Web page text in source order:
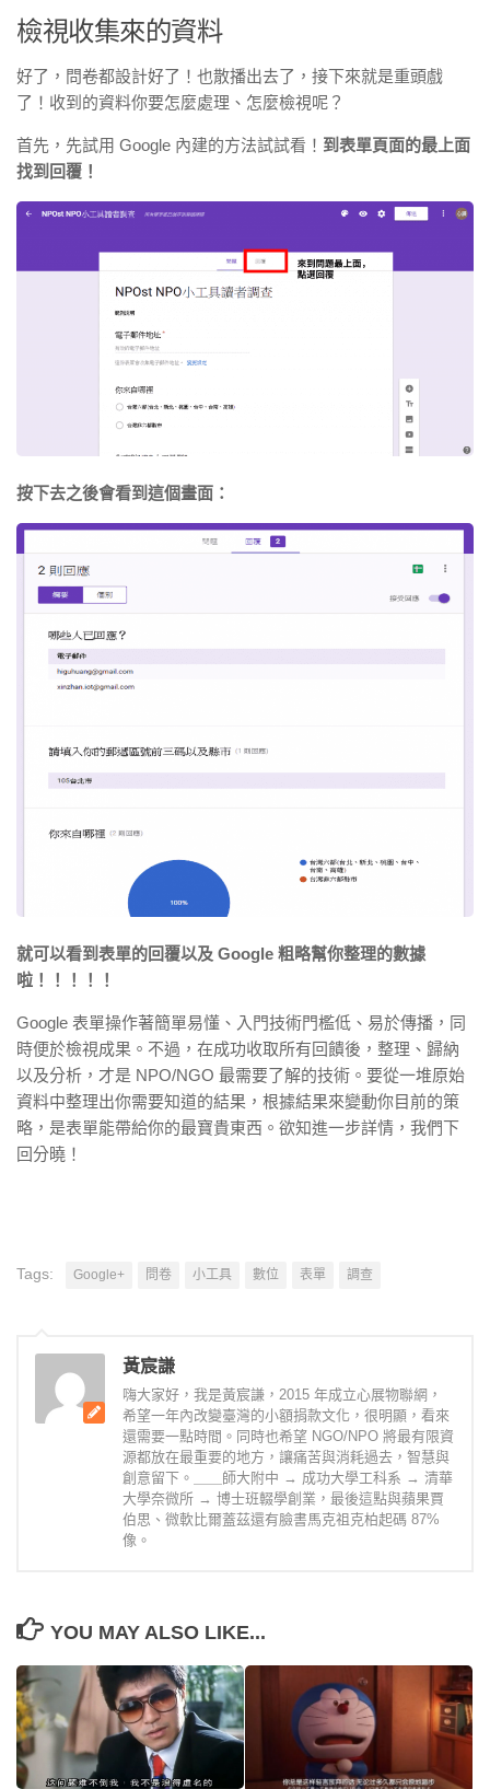
檢視收集來的資料
好了，問卷都設計好了！也散播出去了，接下來就是重頭戲
了！ 收到的資料你要怎麼處理、怎麼檢視呢？
首先，先試用 Google 內建的方法試試看！ 到表單頁面的最上面
找到回覆！
按下去之後會看到這個畫面：
就可以看到表單的回覆以及 Google 粗略幫你整理的數據
啦！！！！！
Google 表單操作著簡單易懂、入門技術門檻低、易於傳播，同
時便於檢視成果。不過，在成功收取所有回饋後，整理、歸納
以及分析，才是 NPO/NGO 最需要了解的技術。要從一堆原始
資料中整理出你需要知道的結果，根據結果來變動你目前的策
略，是表單能帶給你的最寶貴東西。欲知進一步詳情，我們下
回分曉！
Tags: Google+ 問卷 小工具 數位 表單 調查
黃宸謙
嗨大家好，我是黃宸謙，2015 年成立心展物聯網，
希望一年內改變臺灣的小額捐款文化，很明顯，看來
還需要一點時間。同時也希望 NGO/NPO 將最有限資
源都放在最重要的地方，讓痛苦與消耗過去，智慧與
創意留下。＿＿師大附中 → 成功大學工科系 → 清華
大學奈微所 → 博士班輟學創業，最後這點與蘋果賈
伯思、微軟比爾蓋茲還有臉書馬克祖克柏起碼 87%
像。
YOU MAY ALSO LIKE...